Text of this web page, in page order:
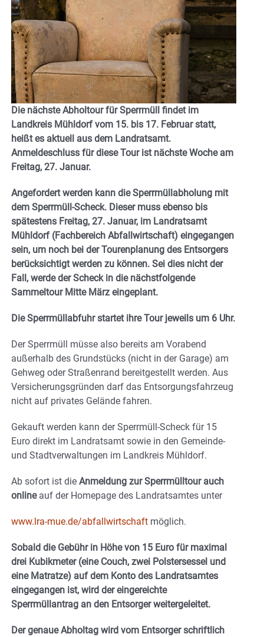
Die nächste Abholtour für Sperrmüll findet im
Landkreis Mühldorf vom 15. bis 17. Februar statt,
heißt es aktuell aus dem Landratsamt.
Anmeldeschluss für diese Tour ist nächste Woche am
Freitag, 27. Januar.
Angefordert werden kann die Sperrmüllabholung mit
dem Sperrmüll-Scheck. Dieser muss ebenso bis
spätestens Freitag, 27. Januar, im Landratsamt
Mühldorf (Fachbereich Abfallwirtschaft) eingegangen
sein, um noch bei der Tourenplanung des Entsorgers
berücksichtigt werden zu können. Sei dies nicht der
Fall, werde der Scheck in die nächstfolgende
Sammeltour Mitte März eingeplant.
Die Sperrmüllabfuhr startet ihre Tour jeweils um 6 Uhr.
Der Sperrmüll müsse also bereits am Vorabend
außerhalb des Grundstücks (nicht in der Garage) am
Gehweg oder Straßenrand bereitgestellt werden. Aus
Versicherungsgründen darf das Entsorgungsfahrzeug
nicht auf privates Gelände fahren.
Gekauft werden kann der Sperrmüll-Scheck für 15
Euro direkt im Landratsamt sowie in den Gemeinde-
und Stadtverwaltungen im Landkreis Mühldorf.
Ab sofort ist die Anmeldung zur Sperrmülltour auch
onlineauf der Homepage des Landratsamtes unter
www.lra-mue.de/abfallwirtschaft möglich.
Sobald die Gebühr in Höhe von 15 Euro für maximal
drei Kubikmeter (eine Couch, zwei Polstersessel und
eine Matratze) auf dem Konto des Landratsamtes
eingegangen ist, wird der eingereichte
Sperrmüllantrag an den Entsorger weitergeleitet.
Der genaue Abholtag wird vom Entsorger schriftlich